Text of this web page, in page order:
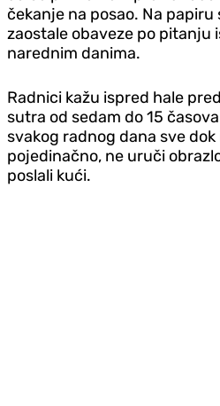
čekanje na posao. Na
zaostale obaveze po pitanju
narednim danima.
Radnici kažu ispred hale
sutra od sedam do 15
svakog radnog dana sve
pojedinačno, ne uruči
poslali kući.